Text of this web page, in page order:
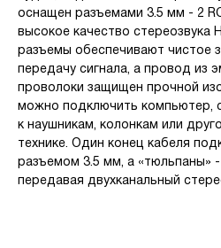
оснащен разъемами 3.5 мм - 2
высокое качество стереозвука
разъемы обеспечивают чистое
передачу сигнала, а провод из
проволоки защищен прочной
можно подключить компьютер,
к наушникам, колонкам или
технике. Один конец кабеля
разъемом 3.5 мм, а «тюльпаны»
передавая двухканальный